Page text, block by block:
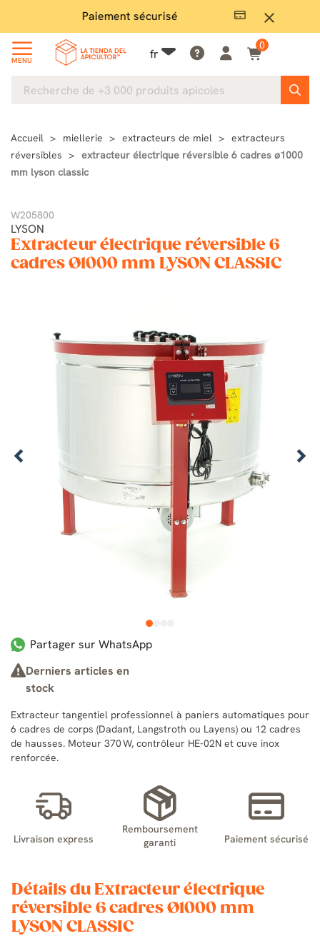
close
Paiement sécurisé
MENU fr
0
Accueil miellerie extracteurs de miel
extracteurs
réversibles
extracteur électrique réversible 6 cadres ø1000
mm lyson classic
W205800
LYSON
Extracteur électrique réversible 6
cadres Ø1000 mm LYSON CLASSIC
1
Partager sur WhatsApp
Derniers articles en
stock
Extracteur tangentiel professionnel à paniers automatiques pour
6 cadres de corps (Dadant, Langstroth ou Layens) ou 12 cadres
de hausses. Moteur 370 W, contrôleur HE-02N et cuve inox
renforcée.
Livraison express
Remboursement
garanti
Paiement sécurisé
Détails du Extracteur électrique
réversible 6 cadres Ø1000 mm
LYSON CLASSIC